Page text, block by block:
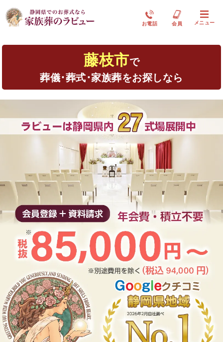
お電話 会員 メニュー
藤枝市で
葬儀･葬式･家族葬をお探しなら